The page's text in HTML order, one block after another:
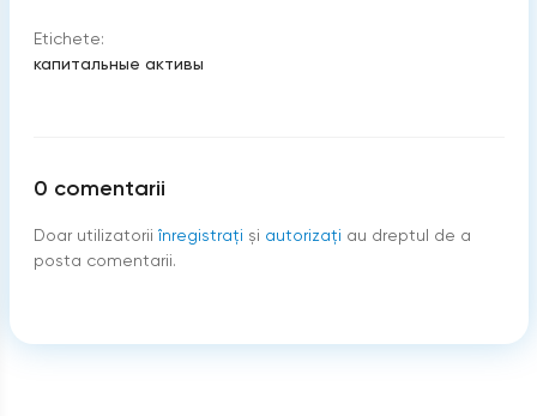
Etichete:
капитальные активы
0 comentarii
Doar utilizatorii înregistraţi şi autorizați au dreptul de a
posta comentarii.